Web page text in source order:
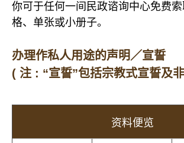
你可于任何一间民政谘询中心免费
格、单张或小册子。
办理作私人用途的声明／宣誓
( 注 : “宣誓”包括宗教式宣誓及
资料便览